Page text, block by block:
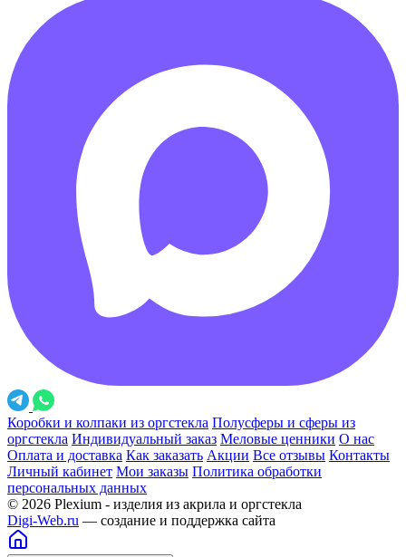
Коробки и колпаки из оргстекла Полусферы и сферы из
оргстекла Индивидуальный заказ Меловые ценники О нас
Оплата и доставка Как заказать Акции Все отзывы Контакты
Личный кабинет Мои заказы Политика обработки
персональных данных
© 2026 Plexium - изделия из акрила и оргстекла
Digi-Web.ru — создание и поддержка сайта